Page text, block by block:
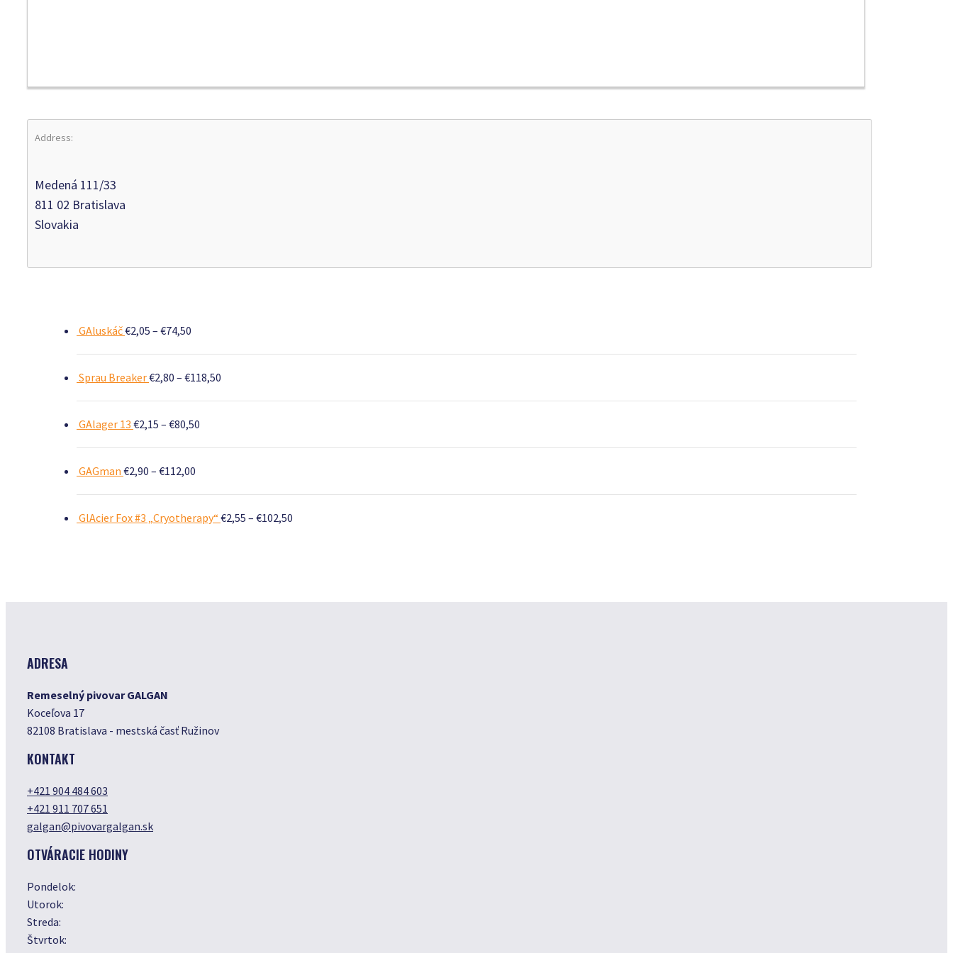
Address:
Medená 111/33
811 02 Bratislava
Slovakia
GAluskáč€2,05 – €74,50
Sprau Breaker€2,80 – €118,50
GAlager 13 €2,15 – €80,50
GAGman €2,90 – €112,00
GlAcier Fox #3 „Cryotherapy“ €2,55 – €102,50
ADRESA
Remeselný pivovar GALGAN
Koceľova 17
82108 Bratislava - mestská časť Ružinov
KONTAKT
+421 904 484 603
+421 911 707 651
galgan@pivovargalgan.sk
OTVÁRACIE HODINY
Pondelok:
Utorok:
Streda:
Štvrtok: